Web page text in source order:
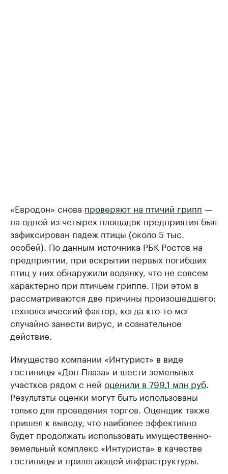
«Евродон» снова проверяют на птичий грипп —
на одной из четырех площадок предприятия был
зафиксирован падеж птицы (около 5 тыс.
особей). По данным источника РБК Ростов на
предприятии, при вскрытии первых погибших
птиц у них обнаружили водянку, что не совсем
характерно при птичьем гриппе. При этом в
рассматриваются две причины произошедшего:
технологический фактор, когда кто-то мог
случайно занести вирус, и сознательное
действие.
Имущество компании «Интурист» в виде
гостиницы «Дон-Плаза» и шести земельных
участков рядом с ней оценили в 799,1 млн руб.
Результаты оценки могут быть использованы
только для проведения торгов. Оценщик также
пришел к выводу, что наиболее эффективно
будет продолжать использовать имущественно-
земельный комплекс «Интуриста» в качестве
гостиницы и прилегающей инфраструктуры.